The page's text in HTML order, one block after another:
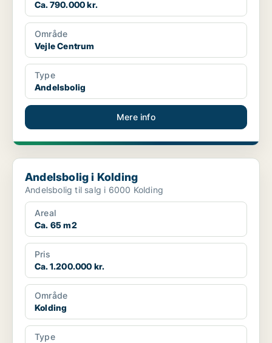
Ca. 790.000 kr.
Område
Vejle Centrum
Type
Andelsbolig
Mere info
Andelsbolig i Kolding
Andelsbolig i Kolding
Andelsbolig til salg i 6000 Kolding
Areal
Ca. 65 m2
Pris
Ca. 1.200.000 kr.
Område
Kolding
Type